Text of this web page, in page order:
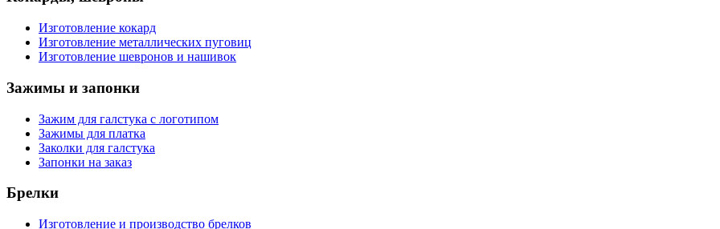
Изготовление кокард
Изготовление металлических пуговиц
Изготовление шевронов и нашивок
Зажимы и запонки
Зажим для галстука с логотипом
Зажимы для платка
Заколки для галстука
Запонки на заказ
Брелки
Изготовление и производство брелков